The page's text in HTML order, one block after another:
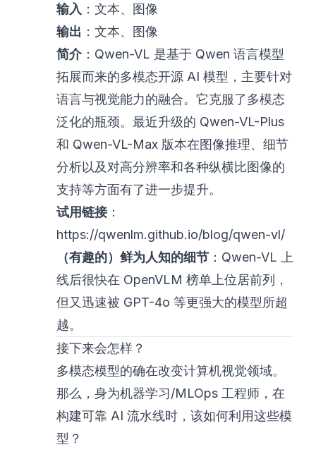
输入 ：文本、图像
输出 ：文本、图像
简介：Qwen-VL 是基于 Qwen 语言模型
拓展而来的多模态开源 AI 模型，主要针对
语言与视觉能力的融合。它克服了多模态
泛化的瓶颈。最近升级的 Qwen-VL-Plus
和 Qwen-VL-Max 版本在图像推理、细节
分析以及对高分辨率和各种纵横比图像的
支持等方面有了进一步提升。
试用链接：
https://qwenlm.github.io/blog/qwen-vl/
（有趣的）鲜为人知的细节 ：Qwen-VL 上
线后很快在 OpenVLM 榜单上位居前列，
但又迅速被 GPT-4o 等更强大的模型所超
越。
接下来会怎样？
多模态模型的确在改变计算机视觉领域。
那么，身为机器学习/MLOps 工程师 ，在
构建可靠 AI 流水线时，该如何利用这些模
型？